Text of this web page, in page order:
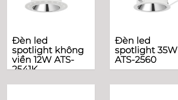
Đèn led
spotlight không
viền 12W ATS-
2541K
Đèn led
spotlight 35W
ATS-2560